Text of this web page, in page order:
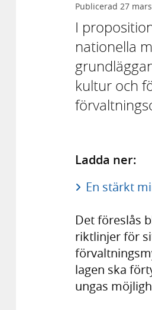
Publicerad 27
I
nationella
kultur och
Ladda ner:
En stärkt
Det föreslås
riktlinjer för
lagen ska
ungas